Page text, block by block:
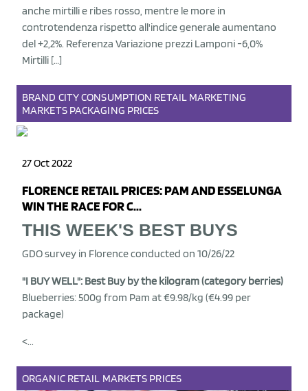
anche mirtilli e ribes rosso, mentre le more in
controtendenza rispetto all'indice generale aumentano
del +2,2%. Referenza Variazione prezzi Lamponi -6,0%
Mirtilli […]
BRAND CITYCONSUMPTION RETAIL MARKETING
MARKETS PACKAGING PRICES
27 Oct 2022
FLORENCE RETAIL PRICES: PAM AND ESSELUNGA
WIN THE RACE FOR C...
THIS WEEK'S BEST BUYS
GDO survey in Florence conducted on 10/26/22
"I BUY WELL": Best Buy by the kilogram (category berries)
Blueberries: 500g from Pam at €9.98/kg (€4.99 per
package)
<...
ORGANIC RETAIL MARKETS PRICES